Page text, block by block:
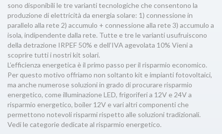
sono disponibili le tre varianti tecnologiche che consentono la
produzione di elettricità da energia solare: 1) connessione in
parallelo alla rete 2) accumulo + connessione alla rete 3) accumulo a
isola, indipendente dalla rete. Tutte e tre le varianti usufruiscono
della detrazione IRPEF 50% e dell’IVA agevolata 10% Vieni a
scoprire tutti i nostri kit solari.
L’efficienza energetica è il primo passo per il risparmio economico.
Per questo motivo offriamo non soltanto kit e impianti fotovoltaici,
ma anche numerose soluzioni in grado di procurare risparmio
energetico, come illuminazione LED, frigoriferi a 12V e 24V a
risparmio energetico, boiler 12V e vari altri componenti che
permettono notevoli risparmi rispetto alle soluzioni tradizionali.
Vedi le categorie dedicate al risparmio energetico.